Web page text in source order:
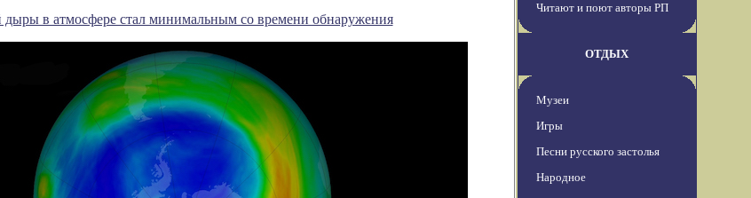
дыры в атмосфере стал минимальным со времени обнаружения
Читают и поют авторы РП
ОТДЫХ
Музеи
Игры
Песни русского застолья
Народное